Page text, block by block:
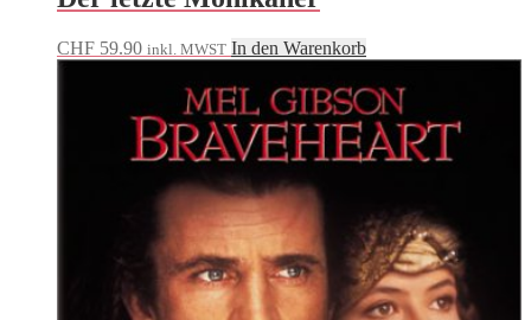
CHF 59.90 inkl. MWST In den Warenkorb